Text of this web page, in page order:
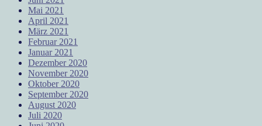
Mai 2021
April 2021
März 2021
Februar 2021
Januar 2021
Dezember 2020
November 2020
Oktober 2020
September 2020
August 2020
Juli 2020